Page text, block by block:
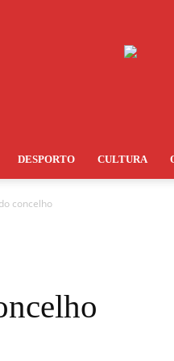
DESPORTO CULTURA
concelho